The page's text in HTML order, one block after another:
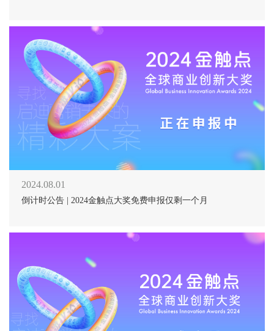
2024.08.01
倒计时公告 | 2024金触点大奖免费申报仅剩一个月